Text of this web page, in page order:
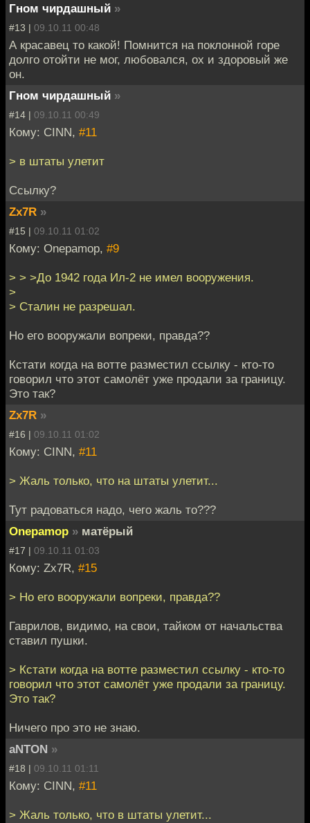
Гном чирдашный »
#13 | 09.10.11 00:48
А красавец то какой! Помнится на поклонной горе
долго отойти не мог, любовался, ох и здоровый же
он.
Гном чирдашный »
#14 | 09.10.11 00:49
Кому: CINN, #11
> в штаты улетит
Ссылку?
Zx7R »
#15 | 09.10.11 01:02
Кому: Onepamop, #9
> > >До 1942 года Ил-2 не имел вооружения.
>
> Сталин не разрешал.
Но его вооружали вопреки, правда??
Кстати когда на вотте разместил ссылку - кто-то
говорил что этот самолёт уже продали за границу.
Это так?
Zx7R »
#16 | 09.10.11 01:02
Кому: CINN, #11
> Жаль только, что на штаты улетит...
Тут радоваться надо, чего жаль то???
Onepamop » матёрый
#17 | 09.10.11 01:03
Кому: Zx7R, #15
> Но его вооружали вопреки, правда??
Гаврилов, видимо, на свои, тайком от начальства
ставил пушки.
> Кстати когда на вотте разместил ссылку - кто-то
говорил что этот самолёт уже продали за границу.
Это так?
Ничего про это не знаю.
aNTON »
#18 | 09.10.11 01:11
Кому: CINN, #11
> Жаль только, что в штаты улетит...